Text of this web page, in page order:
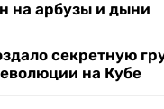
на арбузы и дыни
секретную
на Кубе